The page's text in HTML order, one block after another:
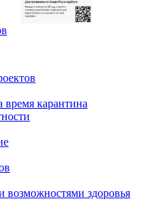
время карантина
возможностями здоровья